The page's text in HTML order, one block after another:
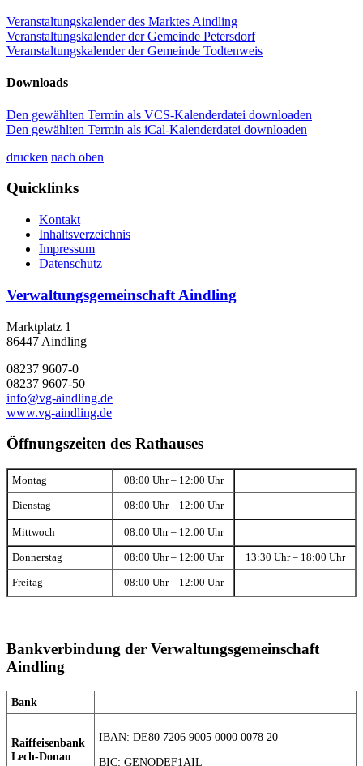
Veranstaltungskalender des Marktes Aindling
Veranstaltungskalender der Gemeinde Petersdorf
Veranstaltungskalender der Gemeinde Todtenweis
Downloads
Den gewählten Termin als VCS-Kalenderdatei downloaden
Den gewählten Termin als iCal-Kalenderdatei downloaden
drucken nach oben
Quicklinks
Kontakt
Inhaltsverzeichnis
Impressum
Datenschutz
Verwaltungsgemeinschaft Aindling
Marktplatz 1
86447 Aindling
08237 9607-0
08237 9607-50
info@vg-aindling.de
www.vg-aindling.de
Öffnungszeiten des Rathauses
Montag 08:00 Uhr – 12:00 Uhr
Dienstag 08:00 Uhr – 12:00 Uhr
Mittwoch 08:00 Uhr – 12:00 Uhr
Donnerstag 08:00 Uhr – 12:00 Uhr 13:30 Uhr – 18:00 Uhr
Freitag 08:00 Uhr – 12:00 Uhr
Bankverbindung der Verwaltungsgemeinschaft
Aindling
Bank
Raiffeisenbank
Lech-Donau
IBAN: DE80 7206 9005 0000 0078 20
BIC: GENODEF1AIL